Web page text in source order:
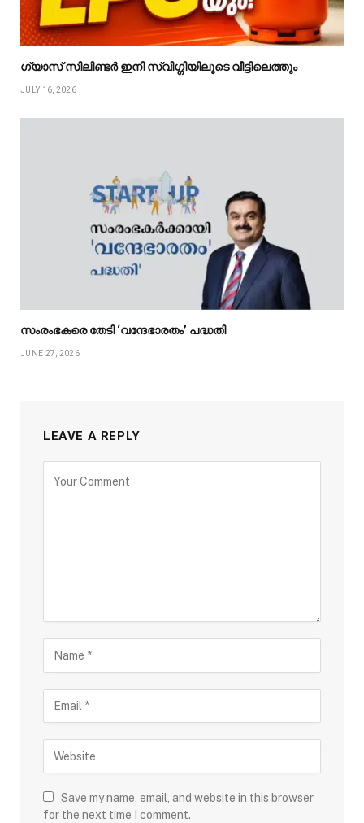
ഗ്യാസ് സിലിണ്ടർ ഇനി സ്വിഗ്ഗിയിലൂടെ വീട്ടിലെത്തും
JULY 16, 2026
സംരംഭകരെ തേടി ‘വന്ദേഭാരതം’ പദ്ധതി
JUNE 27, 2026
LEAVE A REPLY
Save my name, email, and website in this browser
for the next time I comment.